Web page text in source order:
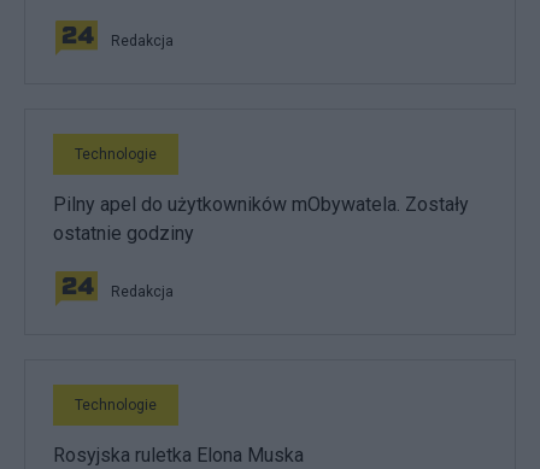
Redakcja
Technologie
Pilny apel do użytkowników mObywatela. Zostały
ostatnie godziny
Redakcja
Technologie
Rosyjska ruletka Elona Muska